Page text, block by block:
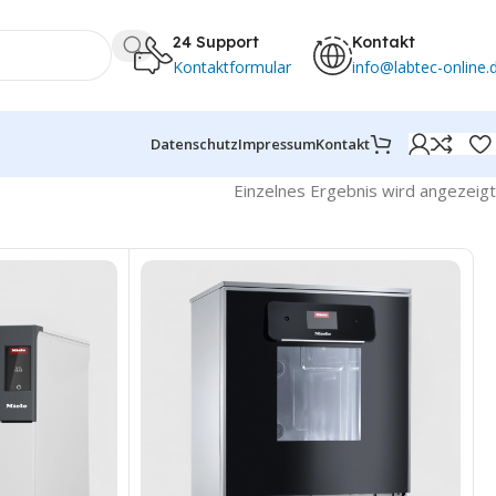
24 Support
Kontaktformular
Kontakt
info@labtec-
DatenschutzImpressumKontakt
Einzelnes Ergebnis wird angezeigt